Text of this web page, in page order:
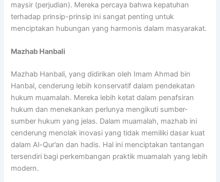
maysir (perjudian). Mereka percaya bahwa kepatuhan
terhadap prinsip-prinsip ini sangat penting untuk
menciptakan hubungan yang harmonis dalam masyarakat.
Mazhab Hanbali
Mazhab Hanbali, yang didirikan oleh Imam Ahmad bin
Hanbal, cenderung lebih konservatif dalam pendekatan
hukum muamalah. Mereka lebih ketat dalam penafsiran
hukum dan menekankan perlunya mengikuti sumber-
sumber hukum yang jelas. Dalam muamalah, mazhab ini
cenderung menolak inovasi yang tidak memiliki dasar kuat
dalam Al-Qur’an dan hadis. Hal ini menciptakan tantangan
tersendiri bagi perkembangan praktik muamalah yang lebih
modern.